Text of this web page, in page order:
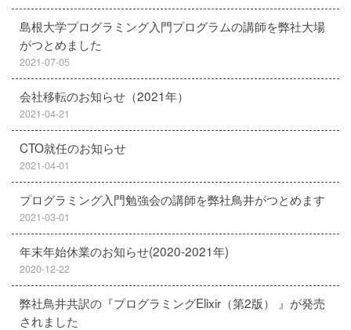
島根大学プログラミング入門プログラムの講師を弊社大場
がつとめました
2021-07-05
会社移転のお知らせ（2021年）
2021-04-21
CTO就任のお知らせ
2021-04-01
プログラミング入門勉強会の講師を弊社鳥井がつとめます
2021-03-01
年末年始休業のお知らせ(2020-2021年)
2020-12-22
弊社鳥井共訳の『プログラミングElixir（第2版） 』が発売
されました